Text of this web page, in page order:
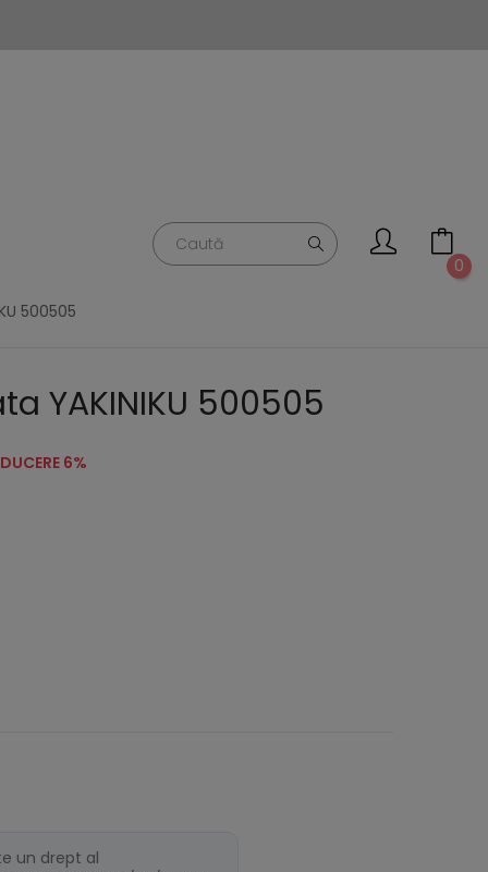
0
500505
YAKINIKU 500505
6%
un drept al